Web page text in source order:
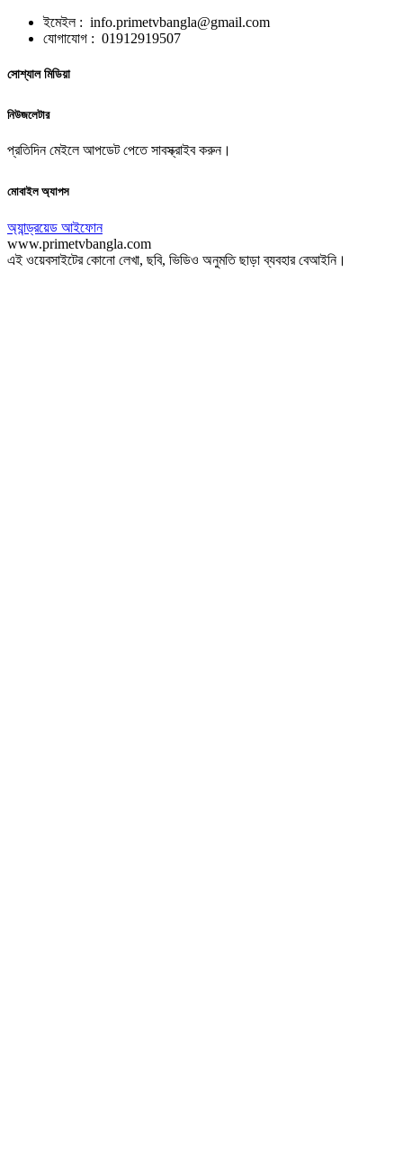
ইমেইল : info.primetvbangla@gmail.com
যোগাযোগ : 01912919507
সোশ্যাল মিডিয়া
নিউজলেটার
প্রতিদিন মেইলে আপডেট পেতে সাবস্ক্রাইব করুন।
মোবাইল অ্যাপস
অ্যান্ড্রয়েড আইফোন
www.primetvbangla.com
এই ওয়েবসাইটের কোনো লেখা, ছবি, ভিডিও অনুমতি ছাড়া ব্যবহার বেআইনি।